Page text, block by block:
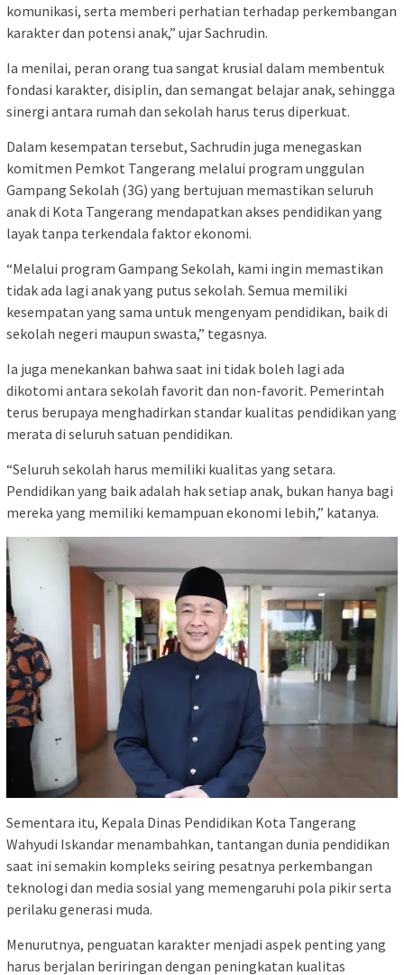
komunikasi, serta memberi perhatian terhadap perkembangan
karakter dan potensi anak,” ujar Sachrudin.
Ia menilai, peran orang tua sangat krusial dalam membentuk
fondasi karakter, disiplin, dan semangat belajar anak, sehingga
sinergi antara rumah dan sekolah harus terus diperkuat.
Dalam kesempatan tersebut, Sachrudin juga menegaskan
komitmen Pemkot Tangerang melalui program unggulan
Gampang Sekolah (3G) yang bertujuan memastikan seluruh
anak di Kota Tangerang mendapatkan akses pendidikan yang
layak tanpa terkendala faktor ekonomi.
“Melalui program Gampang Sekolah, kami ingin memastikan
tidak ada lagi anak yang putus sekolah. Semua memiliki
kesempatan yang sama untuk mengenyam pendidikan, baik di
sekolah negeri maupun swasta,” tegasnya.
Ia juga menekankan bahwa saat ini tidak boleh lagi ada
dikotomi antara sekolah favorit dan non-favorit. Pemerintah
terus berupaya menghadirkan standar kualitas pendidikan yang
merata di seluruh satuan pendidikan.
“Seluruh sekolah harus memiliki kualitas yang setara.
Pendidikan yang baik adalah hak setiap anak, bukan hanya bagi
mereka yang memiliki kemampuan ekonomi lebih,” katanya.
Sementara itu, Kepala Dinas Pendidikan Kota Tangerang
Wahyudi Iskandar menambahkan, tantangan dunia pendidikan
saat ini semakin kompleks seiring pesatnya perkembangan
teknologi dan media sosial yang memengaruhi pola pikir serta
perilaku generasi muda.
Menurutnya, penguatan karakter menjadi aspek penting yang
harus berjalan beriringan dengan peningkatan kualitas